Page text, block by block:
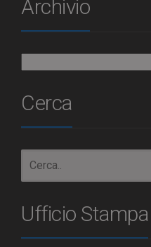
Archivio
Cerca
Ufficio Stampa